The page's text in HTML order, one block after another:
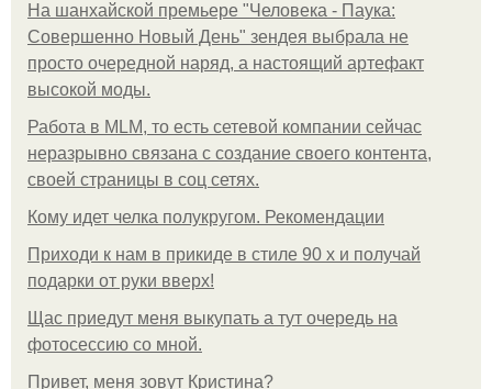
На шанхайской премьере "Человека - Паука:
Совершенно Новый День" зендея выбрала не
просто очередной наряд, а настоящий артефакт
высокой моды.
Работа в MLM, то есть сетевой компании сейчас
неразрывно связана с создание своего контента,
своей страницы в соц сетях.
Кому идет челка полукругом. Рекомендации
Приходи к нам в прикиде в стиле 90 х и получай
подарки от руки вверх!
Щас приедут меня выкупать а тут очередь на
фотосессию со мной.
Привет, меня зовут Кристина?